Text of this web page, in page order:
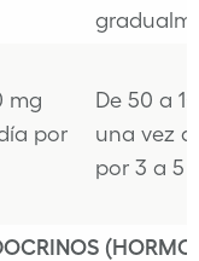
mg
por
De 50 a
una vez
por 3 a 5